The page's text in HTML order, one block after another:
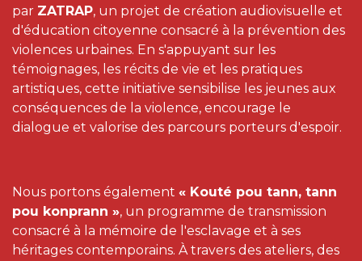
par ZATRAP, un projet de création audiovisuelle et
d'éducation citoyenne consacré à la prévention des
violences urbaines. En s'appuyant sur les
témoignages, les récits de vie et les pratiques
artistiques, cette initiative sensibilise les jeunes aux
conséquences de la violence, encourage le
dialogue et valorise des parcours porteurs d'espoir.
Nous portons également « Kouté pou tann, tann
pou konprann », un programme de transmission
consacré à la mémoire de l'esclavage et à ses
héritages contemporains. À travers des ateliers, des